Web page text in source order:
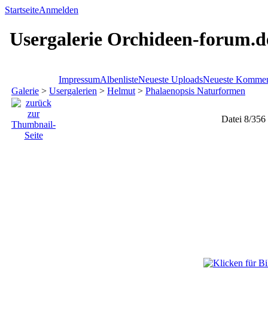
StartseiteAnmelden
Usergalerie Orchideen-
ImpressumAlbenlisteNeueste UploadsNeueste
Galerie > Usergalerien > Helmut > Phalaenopsis Naturformen
Datei 8/356